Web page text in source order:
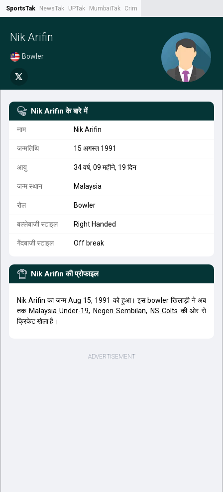
SportsTak NewsTak UPTak MumbaiTak CrimeTak
Nik Arifin
Bowler
Nik Arifin के बारे में
नाम Nik Arifin
जन्मतिथि 15 अगस्त 1991
आयु 34 वर्ष, 09 महीने, 19 दिन
जन्म स्थान Malaysia
रोल Bowler
बल्लेबाजी स्टाइल Right Handed
गेंदबाजी स्टाइल Off break
Nik Arifin की प्रोफाइल
Nik Arifin का जन्म Aug 15, 1991 को हुआ। इस bowler खिलाड़ी ने अब
तक Malaysia Under-19, Negeri Sembilan, NS Colts की ओर से
क्रिकेट खेला है।